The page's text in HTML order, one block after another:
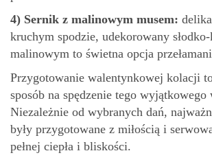
4) Sernik z malinowym musem:
kruchym spodzie, udekorowany
malinowym to świetna opcja
Przygotowanie walentynkowej kolacji
sposób na spędzenie tego wyjątkowego
Niezależnie od wybranych dań,
były przygotowane z miłością i
pełnej ciepła i bliskości.